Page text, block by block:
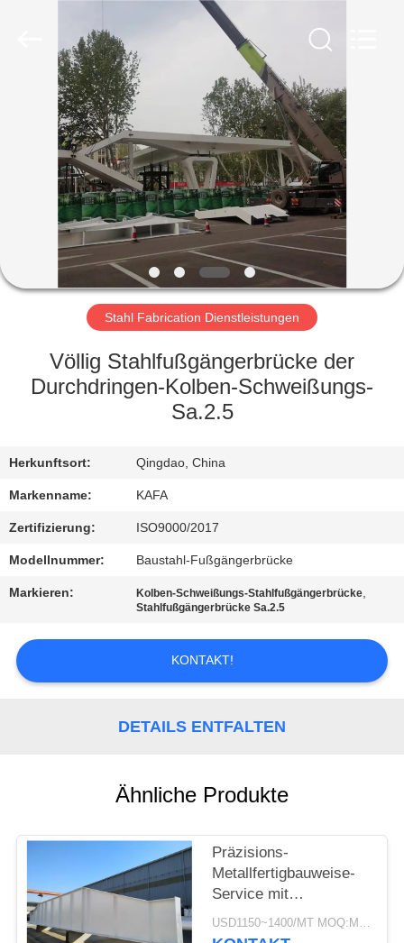
HAUSE
PRODUKTE
VIDEOS
VR
ÜBER
WERKSBESICHTIGUNG
QUALITÄTSKONTROLLE
KONTAKT
NEUIGKEITEN
FÄLLE
DATENSCHUTZRICHTLINIE
Stahl Fabrication Dienstleistungen
Völlig Stahlfußgängerbrücke der
Durchdringen-Kolben-Schweißungs-
Sa.2.5
Herkunftsort: Qingdao, China
Markenname: KAFA
Zertifizierung: ISO9000/2017
Modellnummer: Baustahl-Fußgängerbrücke
Markieren: Kolben-Schweißungs-Stahlfußgängerbrücke,
Stahlfußgängerbrücke Sa.2.5
KONTAKT!
DETAILS ENTFALTEN
Ähnliche Produkte
Präzisions-
Metallfertigbauweise-
Service mit
Galvanisation und
Malerei
USD1150~1400/MT MOQ:M.Ü. 50